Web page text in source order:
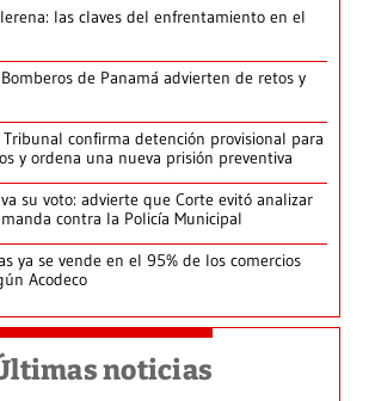
las claves del enfrentamiento en el
de Panamá advierten de retos y
Tribunal confirma detención provisional para
y ordena una nueva prisión preventiva
su voto: advierte que Corte evitó analizar
contra la Policía Municipal
ya se vende en el 95% de los comercios
Acodeco
noticias